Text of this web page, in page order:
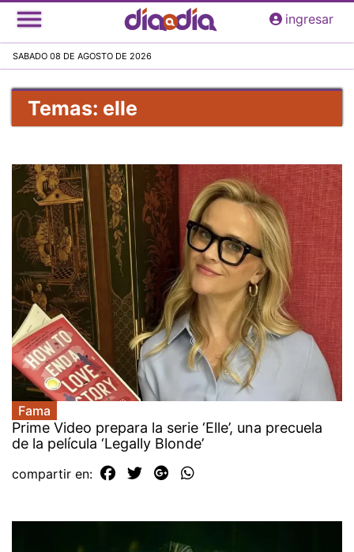
Pasar
al
principal
ingresar
SABADO 08 DE AGOSTO DE 2026
Temas: elle
Fama
Prime Video prepara la serie ‘Elle’, una precuela
de la película ‘Legally Blonde’
compartir en: